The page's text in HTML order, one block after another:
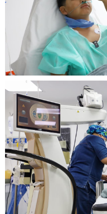
Desde 2014 la Fundación se localiza en:
Paseo Royal Country #4650 Piso 6
Fraccionamiento Puerta de Hierro
Zapopan, Jalisco. C.P. 45116